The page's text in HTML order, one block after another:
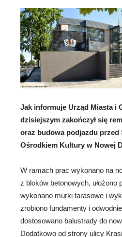
Jak informuje Urząd Miasta i
dzisiejszym zakończył się
oraz budowa podjazdu przed
Ośrodkiem Kultury w Nowej
W ramach prac wykonano na
z bloków betonowych, ułożono
wykonano murki tarasowe i
zrobiono fundamenty i
dostosowano balustrady do
Dodatkowo od strony ulicy